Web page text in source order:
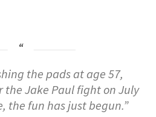
the pads at age 57,
Jake Paul fight on July
the fun has just begun.”